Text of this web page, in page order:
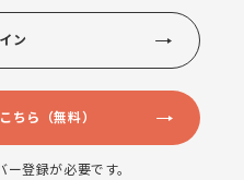
ン
ちら（無料）
登録が必要です。